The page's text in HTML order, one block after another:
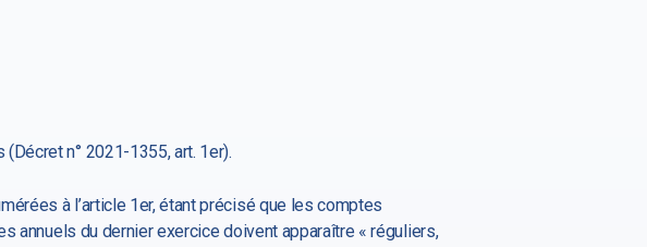
n° 2021-1355, art. 1er).
à l’article 1er, étant précisé que les comptes
annuels du dernier exercice doivent apparaître « réguliers,